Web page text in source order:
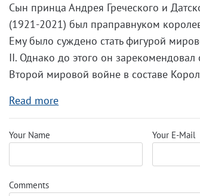
Сын принца Андрея Греческого и
(1921-2021) был праправнуком
Ему было суждено стать фигурой
II. Однако до этого он
Второй мировой войне в составе
Read more
Your Name Your E-Mail
Comments